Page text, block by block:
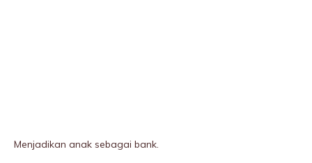
Menjadikan anak sebagai bank.